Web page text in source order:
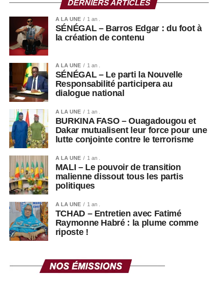
mobilisés, travaillant sans relâche au contact des
malades. Mais le doute s’installe chez certains, à l’image
de Wiza Bondele, conscient des risques pour lui-même et
son entourage.
« Je pourrais être
contaminé, puis
contaminer ma famille
et mes voisins. Parfois,
je pense à arrêter »,
confie-t-il.
Dans ce contexte, les États-Unis ont annoncé une aide
supplémentaire de 242 millions de dollars pour soutenir la
riposte contre Ebola en RDC.
DERNIERS ARTICLES
A LA UNE 1 an .
SÉNÉGAL – Barros Edgar : du foot à
la création de contenu
A LA UNE 1 an .
SÉNÉGAL – Le parti la Nouvelle
Responsabilité participera au
dialogue national
A LA UNE 1 an .
BURKINA FASO – Ouagadougou et
Dakar mutualisent leur force pour une
lutte conjointe contre le terrorisme
A LA UNE 1 an .
MALI – Le pouvoir de transition
malienne dissout tous les partis
politiques
A LA UNE 1 an .
TCHAD – Entretien avec Fatimé
Raymonne Habré : la plume comme
riposte !